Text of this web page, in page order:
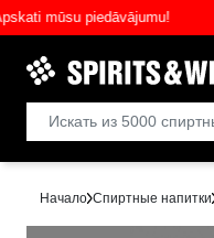
mūsu piedāvājumu!
Начало Спиртные напитки